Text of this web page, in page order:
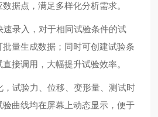
据点，满足多样化分析需求。
速录入，对于相同试验条件的试
量生成数据；同时可创建试验条
接调用，大幅提升试验效率。
，试验力、位移、变形量、测试时
曲线均在屏幕上动态显示，便于